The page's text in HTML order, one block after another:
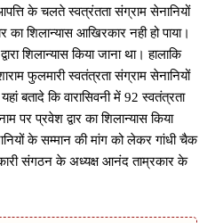
के चलते स्वत्रंतता संग्राम सेनानियों
का शिलान्यास आखिरकार नही हो पाया।
शिलान्यास किया जाना था। हालाकि
फुलमारी स्वतंत्रता संग्राम सेनानियों
बतादे कि वारासिवनी में 92 स्वतंत्रता
प्रवेश द्वार का शिलान्यास किया
के सम्मान की मांग को लेकर गांधी चैक
संगठन के अध्यक्ष आनंद ताम्रकार के